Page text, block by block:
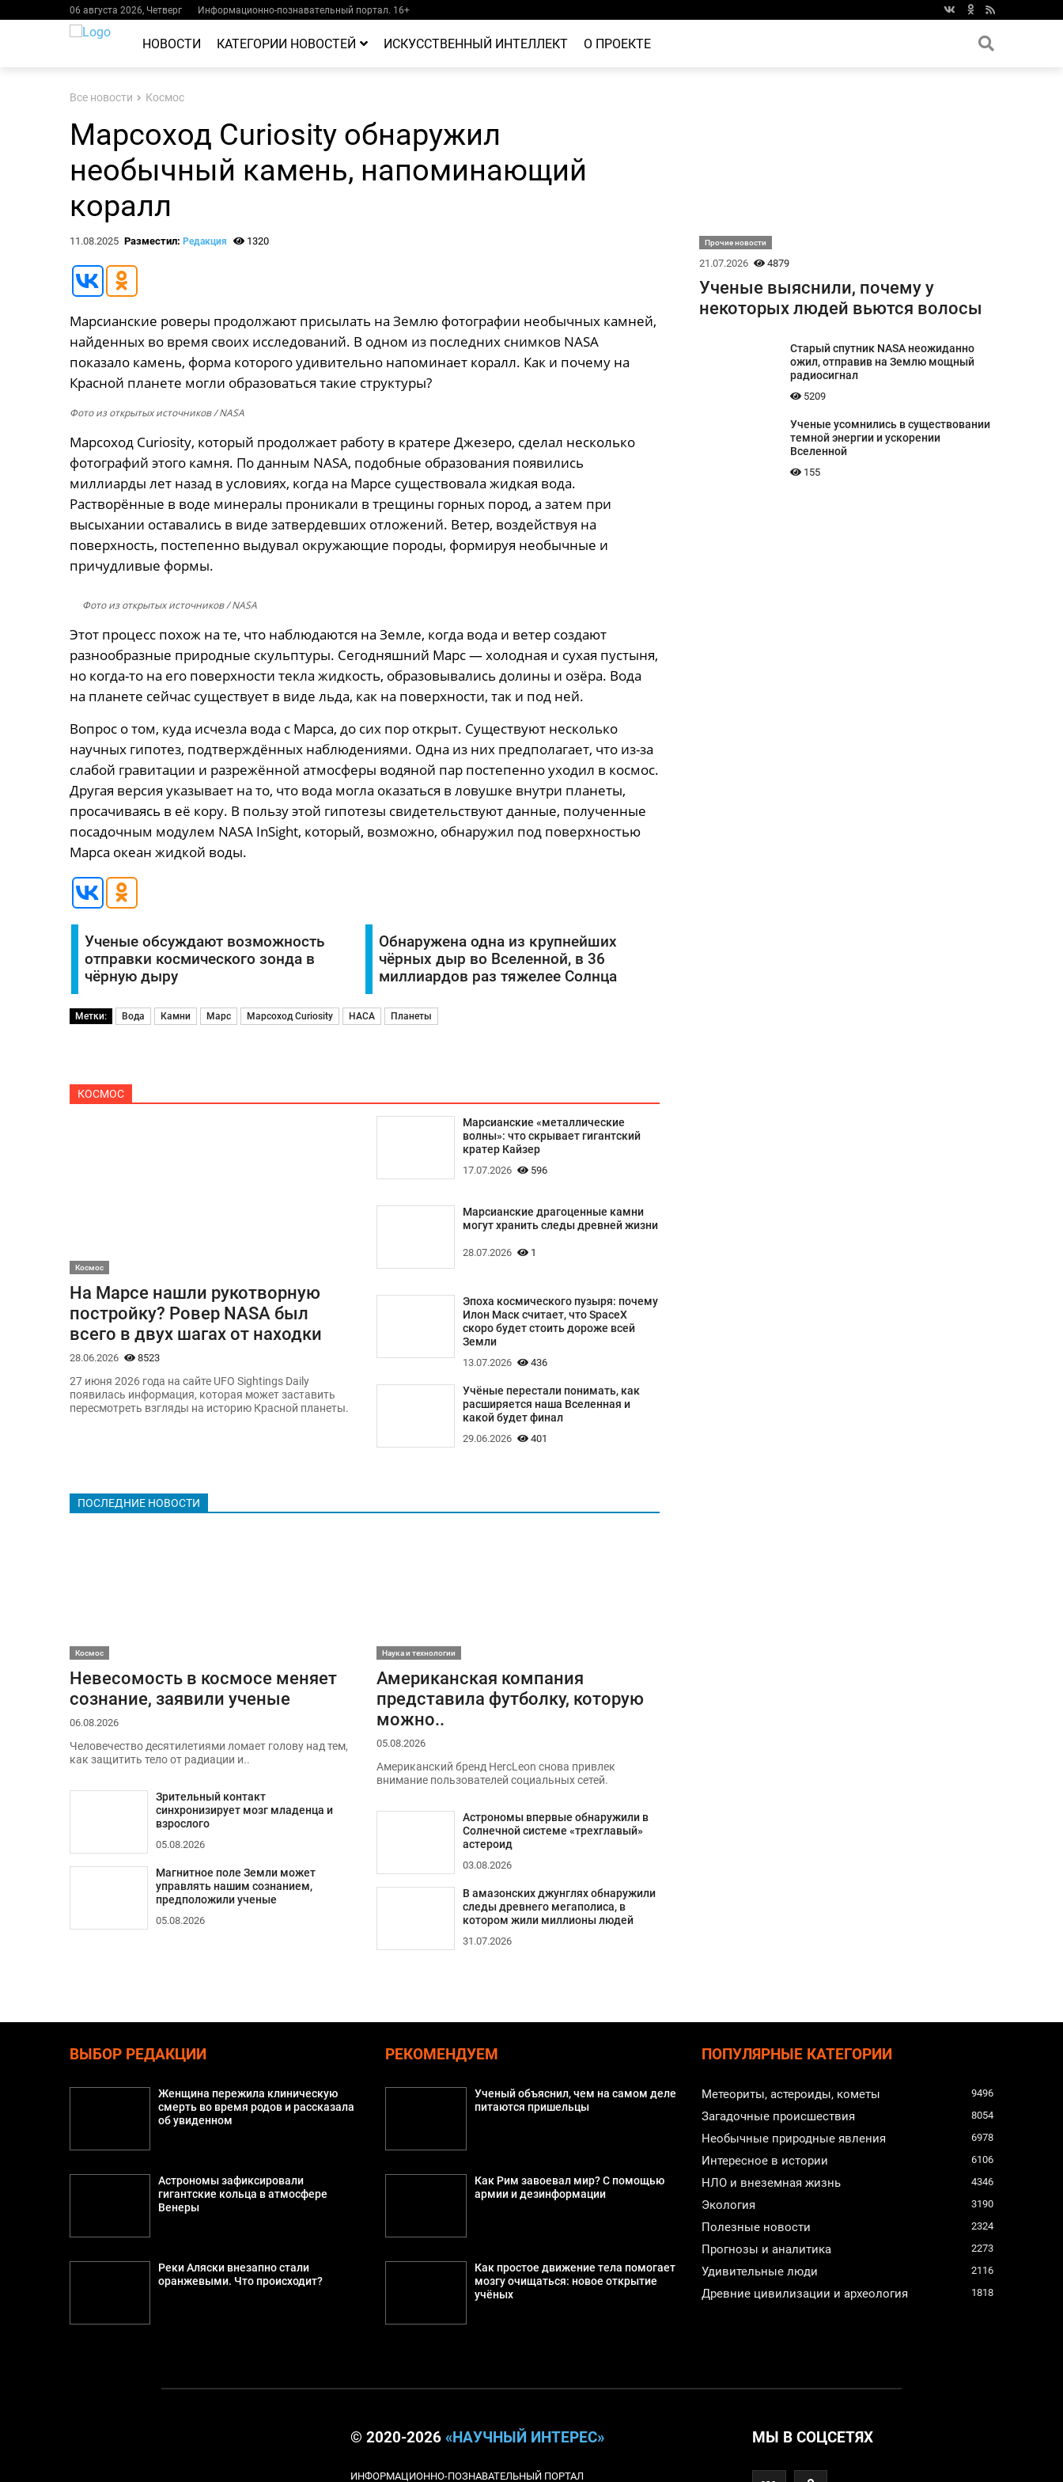
06 августа 2026, Четверг Информационно-познавательный портал. 16+
НОВОСТИ КАТЕГОРИИ НОВОСТЕЙ ИСКУССТВЕННЫЙ ИНТЕЛЛЕКТ О ПРОЕКТЕ
Все новости Космос
Марсоход Curiosity обнаружил
необычный камень, напоминающий
коралл
11.08.2025 Разместил: Редакция 1320
Марсианские роверы продолжают присылать на Землю фотографии необычных камней,
найденных во время своих исследований. В одном из последних снимков NASA
показало камень, форма которого удивительно напоминает коралл. Как и почему на
Красной планете могли образоваться такие структуры?
Фото из открытых источников/ NASA
Марсоход Curiosity, который продолжает работу в кратере Джезеро, сделал несколько
фотографий этого камня. По данным NASA, подобные образования появились
миллиарды лет назад в условиях, когда на Марсе существовала жидкая вода.
Растворённые в воде минералы проникали в трещины горных пород, а затем при
высыхании оставались в виде затвердевших отложений. Ветер, воздействуя на
поверхность, постепенно выдувал окружающие породы, формируя необычные и
причудливые формы.
Фото из открытых источников/ NASA
Этот процесс похож на те, что наблюдаются на Земле, когда вода и ветер создают
разнообразные природные скульптуры. Сегодняшний Марс — холодная и сухая пустыня,
но когда-то на его поверхности текла жидкость, образовывались долины и озёра. Вода
на планете сейчас существует в виде льда, как на поверхности, так и под ней.
Вопрос о том, куда исчезла вода с Марса, до сих пор открыт. Существуют несколько
научных гипотез, подтверждённых наблюдениями. Одна из них предполагает, что из-за
слабой гравитации и разрежённой атмосферы водяной пар постепенно уходил в космос.
Другая версия указывает на то, что вода могла оказаться в ловушке внутри планеты,
просачиваясь в её кору. В пользу этой гипотезы свидетельствуют данные, полученные
посадочным модулем NASA InSight, который, возможно, обнаружил под поверхностью
Марса океан жидкой воды.
Ученые обсуждают возможность
отправки космического зонда в
чёрную дыру
Обнаружена одна из крупнейших
чёрных дыр во Вселенной, в 36
миллиардов раз тяжелее Солнца
Метки: Вода Камни Марс Марсоход Curiosity НАСА Планеты
КОСМОС
Космос
На Марсе нашли рукотворную
постройку? Ровер NASA был
всего в двух шагах от находки
28.06.2026 8523
27 июня 2026 года на сайте UFO Sightings Daily
появилась информация, которая может заставить
пересмотреть взгляды на историю Красной планеты.
Марсианские «металлические
волны»: что скрывает гигантский
кратер Кайзер
17.07.2026 596
Марсианские драгоценные камни
могут хранить следы древней жизни
28.07.2026 1
Эпоха космического пузыря: почему
Илон Маск считает, что SpaceX
скоро будет стоить дороже всей
Земли
13.07.2026 436
Учёные перестали понимать, как
расширяется наша Вселенная и
какой будет финал
29.06.2026 401
ПОСЛЕДНИЕ НОВОСТИ
Космос
Невесомость в космосе меняет
сознание, заявили ученые
06.08.2026
Человечество десятилетиями ломает голову над тем,
как защитить тело от радиации и..
Зрительный контакт
синхронизирует мозг младенца и
взрослого
05.08.2026
Магнитное поле Земли может
управлять нашим сознанием,
предположили ученые
05.08.2026
Наука и технологии
Американская компания
представила футболку, которую
можно..
05.08.2026
Американский бренд HercLeon снова привлек
внимание пользователей социальных сетей.
Астрономы впервые обнаружили в
Солнечной системе «трехглавый»
астероид
03.08.2026
В амазонских джунглях обнаружили
следы древнего мегаполиса, в
котором жили миллионы людей
31.07.2026
Прочие новости
21.07.2026 4879
Ученые выяснили, почему у
некоторых людей вьются волосы
Старый спутник NASA неожиданно
ожил, отправив на Землю мощный
радиосигнал
5209
Ученые усомнились в существовании
темной энергии и ускорении
Вселенной
155
ВЫБОР РЕДАКЦИИ
Женщина пережила клиническую
смерть во время родов и рассказала
об увиденном
Астрономы зафиксировали
гигантские кольца в атмосфере
Венеры
Реки Аляски внезапно стали
оранжевыми. Что происходит?
РЕКОМЕНДУЕМ
Ученый объяснил, чем на самом деле
питаются пришельцы
Как Рим завоевал мир? С помощью
армии и дезинформации
Как простое движение тела помогает
мозгу очищаться: новое открытие
учёных
ПОПУЛЯРНЫЕ КАТЕГОРИИ
Метеориты, астероиды, кометы 9496
Загадочные происшествия 8054
Необычные природные явления 6978
Интересное в истории 6106
НЛО и внеземная жизнь 4346
Экология 3190
Полезные новости 2324
Прогнозы и аналитика 2273
Удивительные люди 2116
Древние цивилизации и археология 1818
© 2020-2026 «НАУЧНЫЙ ИНТЕРЕС»
ИНФОРМАЦИОННО-ПОЗНАВАТЕЛЬНЫЙ ПОРТАЛ
МЫ В СОЦСЕТЯХ